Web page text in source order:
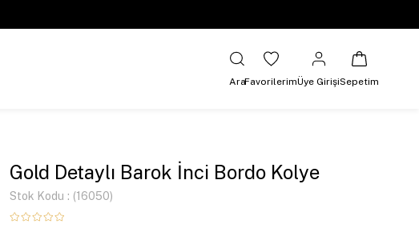
AraFavorilerimÜye GirişiSepetim
Gold Detaylı Barok İnci Bordo Kolye
Stok Kodu (16050)